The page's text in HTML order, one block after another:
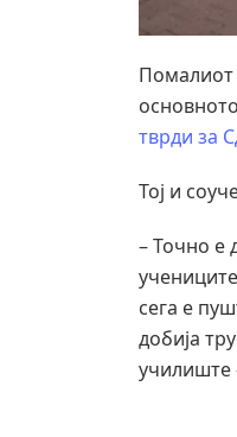
Помалиот
тврди за
Тој и
– Точно е
сега е
добија
училиште